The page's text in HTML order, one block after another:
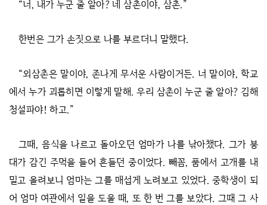
“너, 내가 누군 줄 알아? 네 삼촌이야, 삼촌.”
한번은 그가 손짓으로 나를 부르더니 말했다.
“외삼촌은 말이야, 존나게 무서운 사람이거든. 너 말이야, 학교
에서 누가 괴롭히면 이렇게 말해. 우리 삼촌이 누군 줄 알아? 김해
청설파야! 하고.”
그때, 음식을 나르고 돌아오던 엄마가 나를 낚아챘다. 그가 붕
대가 감긴 주먹을 들어 흔들던 중이었다. 빼꼼, 품에서 고개를 내
밀고 올려보니 엄마는 그를 매섭게 노려보고 있었다. 중학생이 되
어 엄마 여관에서 일을 도울 때, 또 한 번 그를 보았다. 그때 그 사